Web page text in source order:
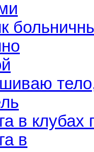
в клубах
в